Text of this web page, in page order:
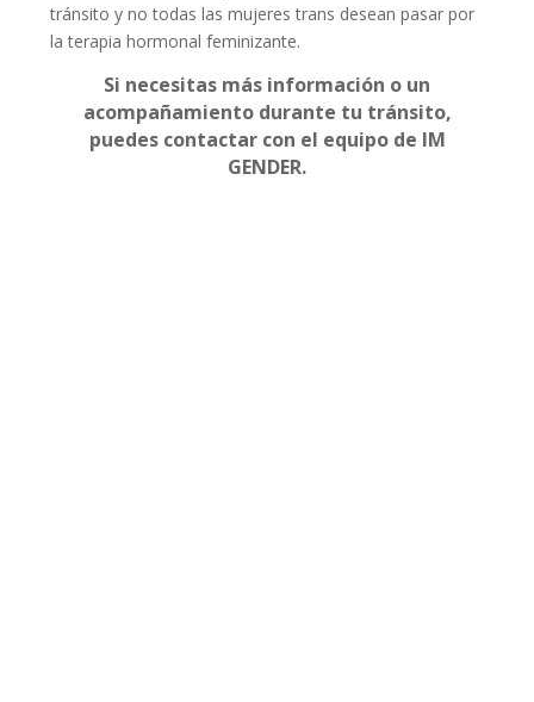
tránsito y no todas las mujeres trans desean pasar por
la terapia hormonal feminizante.
Si necesitas más información o un
acompañamiento durante tu tránsito,
puedes contactar con el equipo de IM
GENDER.